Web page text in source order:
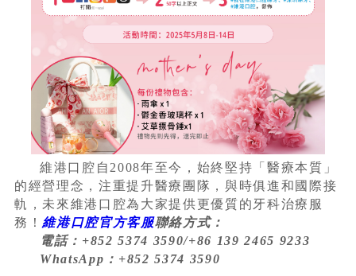
維港口腔自2008年至今，始終堅持「醫療本質」
的經營理念，注重提升醫療團隊，與時俱進和國際接
軌，未來維港口腔為大家提供更優質的牙科治療服
務！維港口腔官方客服聯絡方式：
電話：+852 5374 3590/+86 139 2465 9233
WhatsApp：+852 5374 3590